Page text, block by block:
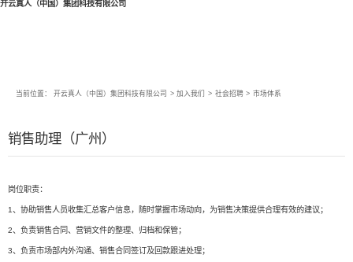
开云真人（中国）集团科技有限公司
当前位置： 开云真人（中国）集团科技有限公司 > 加入我们 > 社会招聘 > 市场体系
销售助理（广州）
岗位职责：
1、协助销售人员收集汇总客户信息，随时掌握市场动向，为销售决策提供合理有效的建议；
2、负责销售合同、营销文件的整理、归档和保管；
3、负责市场部内外沟通、销售合同签订及回款跟进处理；